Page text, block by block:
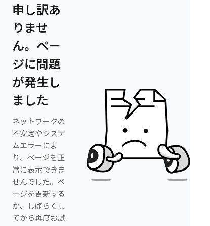
申し訳あ
りませ
ん。ペー
ジに問題
が発生し
ました
ネットワークの
不安定やシステ
ムエラーによ
り、ページを正
常に表示できま
せんでした。ペ
ージを更新する
か、しばらくし
てから再度お試